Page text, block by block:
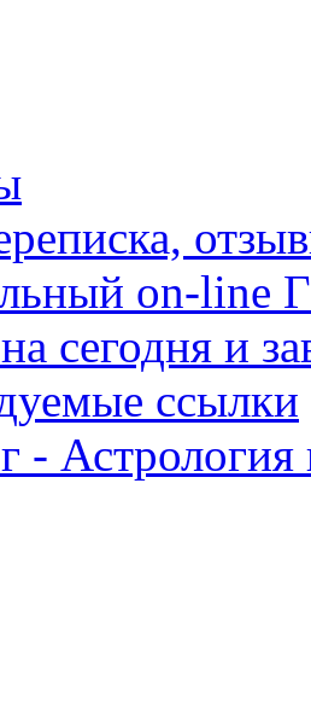
on-
сегодня и
ссылки
- Астрология